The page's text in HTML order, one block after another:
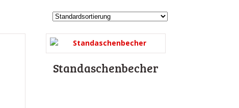
Standaschenbecher